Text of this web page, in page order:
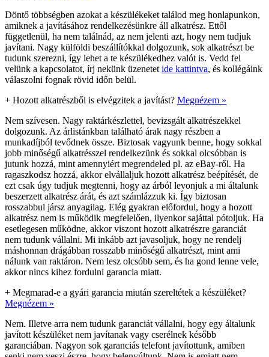
Döntő többségben azokat a készülékeket találod meg honlapunkon,
amiknek a javításához rendelkezésünkre áll alkatrész. Ettől
függetlenül, ha nem találnád, az nem jelenti azt, hogy nem tudjuk
javítani. Nagy külföldi beszállítókkal dolgozunk, sok alkatrészt be
tudunk szerezni, így lehet a te készülékedhez valót is. Vedd fel
velünk a kapcsolatot, írj nekünk üzenetet ide kattintva, és kollégáink
válaszolni fognak rövid időn belül.
+ Hozott alkatrészből is elvégzitek a javítást? Megnézem »
Nem szívesen. Nagy raktárkészlettel, bevizsgált alkatrészekkel
dolgozunk. Az árlistánkban található árak nagy részben a
munkadíjból tevődnek össze. Biztosak vagyunk benne, hogy sokkal
jobb minőségű alkatrésszel rendelkezünk és sokkal olcsóbban is
jutunk hozzá, mint amennyiért megrendeled pl. az eBay-ről. Ha
ragaszkodsz hozzá, akkor elvállaljuk hozott alkatrész beépítését, de
ezt csak úgy tudjuk megtenni, hogy az árból levonjuk a mi általunk
beszerzett alkatrész árát, és azt számlázzuk ki. Így biztosan
rosszabbul jársz anyagilag. Elég gyakran előfordul, hogy a hozott
alkatrész nem is működik megfelelően, ilyenkor sajáttal pótoljuk. Ha
esetlegesen működne, akkor viszont hozott alkatrészre garanciát
nem tudunk vállalni. Mi inkább azt javasoljuk, hogy ne rendelj
máshonnan drágábban rosszabb minőségű alkatrészt, mint ami
nálunk van raktáron. Nem lesz olcsóbb sem, és ha gond lenne vele,
akkor nincs kihez fordulni garancia miatt.
+ Megmarad-e a gyári garancia miután szereltétek a készüléket?
Megnézem »
Nem. Illetve arra nem tudunk garanciát vállalni, hogy egy általunk
javított készüléket nem javítanak vagy cserélnek később
garanciában. Nagyon sok garanciás telefont javítottunk, amiben